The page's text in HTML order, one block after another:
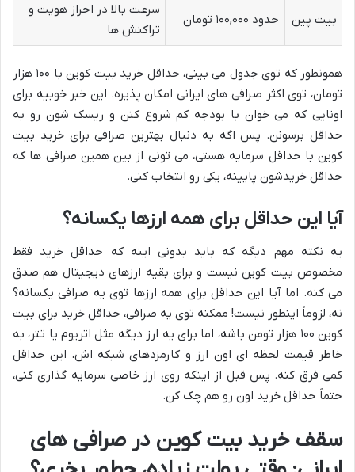
بیت پین حدود ۱۰۰,۰۰۰ تومان
سرعت بالا در احراز هویت و
تراکنش ها
همونطور که توی جدول می بینی، حداقل خرید بیت کوین با ۱۰۰ هزار
تومان، توی اکثر صرافی های ایرانی امکان پذیره. این خبر خوبیه برای
اونایی که می خوان با بودجه کم شروع کنن و ریسک شون رو به
حداقل برسونن. پس اگه به دنبال بهترین صرافی برای خرید بیت
کوین با حداقل سرمایه هستی، می تونی از بین همین صرافی ها که
حداقل خریدشون پایینه، یکی رو انتخاب کنی.
آیا این حداقل برای همه ارزها یکسانه؟
یه نکته مهم دیگه که باید بدونی اینه که حداقل خرید فقط
مخصوص بیت کوین نیست و برای بقیه ارزهای دیجیتال هم صدق
می کنه. اما آیا این حداقل برای همه ارزها توی یه صرافی یکسانه؟
نه، لزوماً اینطور نیست! ممکنه توی یه صرافی، حداقل خرید برای بیت
کوین ۱۰۰ هزار تومن باشه، اما برای یه ارز دیگه مثل اتریوم یا تتر، به
خاطر قیمت لحظه ای اون ارز و کارمزدهای شبکه اش، این حداقل
کمی فرق کنه. پس قبل از اینکه روی ارز خاصی سرمایه گذاری کنی،
حتماً حداقل خرید اون رو هم چک کن.
سقف خرید بیت کوین در صرافی های